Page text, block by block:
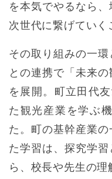
を本気でやるなら、
次世代に繋げていく
その取り組みの一
との連携で「未来の
を展開。町立田代
た観光産業を学ぶ
た。町の基幹産業
た学習は、探究学
ら、校長や先生の理